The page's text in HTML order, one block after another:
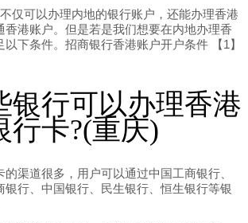
仅可以办理内地的银行账户，还能办理香港
香港账户。但是若是我们想要在内地办理香
下条件。招商银行香港账户开户条件 【1】
银行可以办理香港
行卡?(重庆)
渠道很多，用户可以通过中国工商银行、
银行、中国银行、民生银行、恒生银行等银